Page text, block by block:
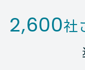
2,600社